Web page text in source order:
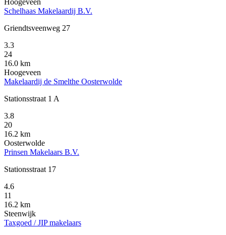
Hoogeveen
Schelhaas Makelaardij B.V.
Griendtsveenweg 27
3.3
24
16.0 km
Hoogeveen
Makelaardij de Smelthe Oosterwolde
Stationsstraat 1 A
3.8
20
16.2 km
Oosterwolde
Prinsen Makelaars B.V.
Stationsstraat 17
4.6
11
16.2 km
Steenwijk
Taxgoed / JIP makelaars